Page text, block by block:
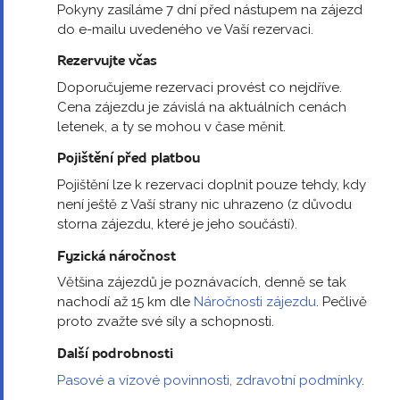
Pokyny zasíláme 7 dní před nástupem na zájezd
do e-mailu uvedeného ve Vaší rezervaci.
Rezervujte včas
Doporučujeme rezervaci provést co nejdříve.
Cena zájezdu je závislá na aktuálních cenách
letenek, a ty se mohou v čase měnit.
Pojištění před platbou
Pojištění lze k rezervaci doplnit pouze tehdy, kdy
není ještě z Vaší strany nic uhrazeno (z důvodu
storna zájezdu, které je jeho součástí).
Fyzická náročnost
Většina zájezdů je poznávacích, denně se tak
nachodí až 15 km dle Náročnosti zájezdu. Pečlivě
proto zvažte své síly a schopnosti.
Další podrobnosti
Pasové a vízové povinnosti, zdravotní podmínky.